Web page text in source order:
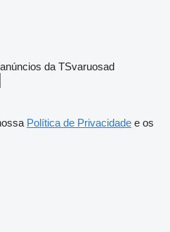
da TSvaruosad
Política de Privacidade e os